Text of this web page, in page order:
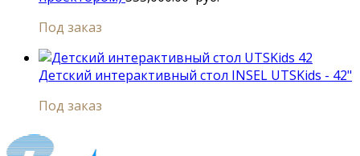
Под заказ
Детский интерактивный стол INSEL UTSKids - 42"
Под заказ